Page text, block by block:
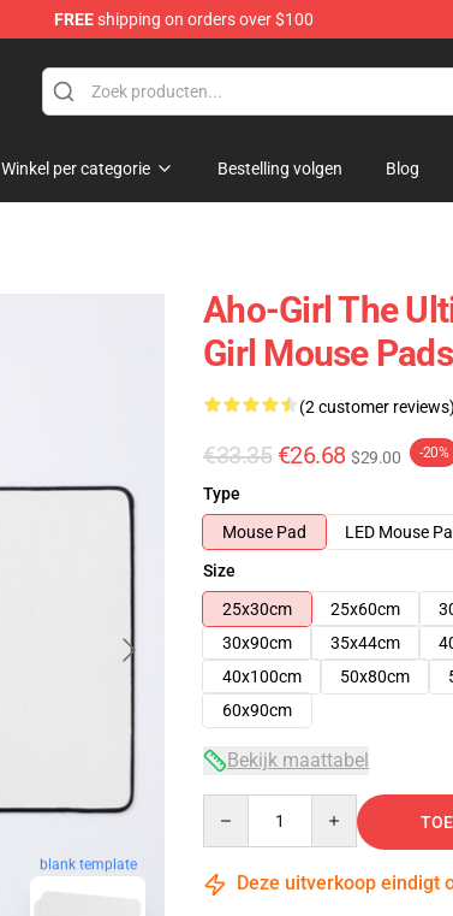
FREEshipping on orders over $100
Winkel per categorie Bestelling volgen Blog
blank template
Aho-Girl The
Girl Mouse Pads
(2 customer reviews)
€33.35 €26.68 $29.00 -20%
Type
Mouse Pad
LED Mouse
Size
25x30cm
25x60cm
30x90cm
35x44cm
40x100cm
50x80cm
60x90cm
Bekijk maattabel
Deze uitverkoop eindigt